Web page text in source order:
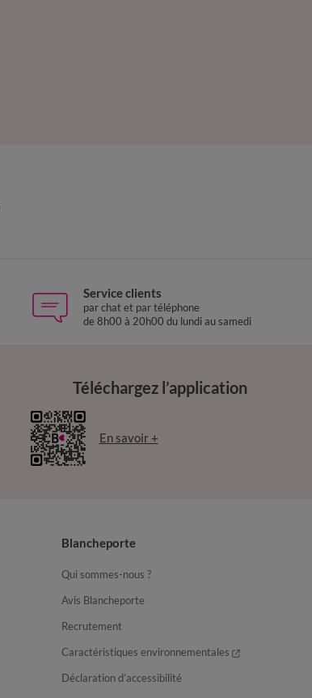
Service clients
par chat et par téléphone
de 8h00 à 20h00 du lundi au samedi
Téléchargez l’application
En savoir +
Blancheporte
Qui sommes-nous ?
Avis Blancheporte
Recrutement
Caractéristiques environnementales
Déclaration d’accessibilité